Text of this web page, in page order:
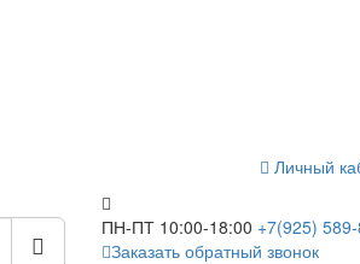
Личный
ПН-ПТ 10:00-18:00 +7(925)
Заказать обратный звонок